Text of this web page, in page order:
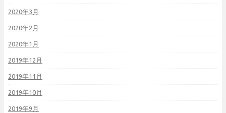
2020年3月
2020年2月
2020年1月
2019年12月
2019年11月
2019年10月
2019年9月